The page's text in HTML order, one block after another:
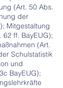
(Art. 50 Abs.
der
Mitgestaltung
ff. BayEUG);
(Art.
Schulstatistik
und
BayEUG);